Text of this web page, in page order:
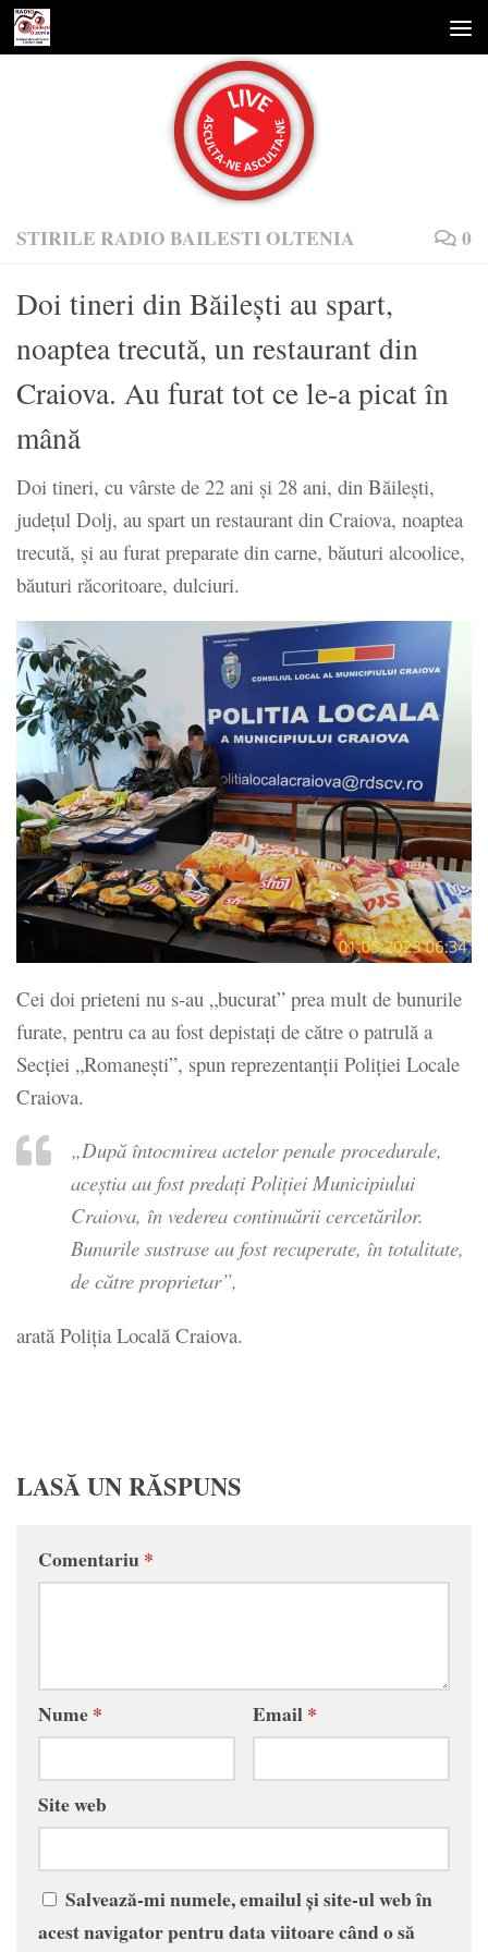
Skip to content
STIRILE RADIO BAILESTI OLTENIA 0
Doi tineri din Băilești au spart,
noaptea trecută, un restaurant din
Craiova. Au furat tot ce le-a picat în
mână
Doi tineri, cu vârste de 22 ani și 28 ani, din Băilești,
județul Dolj, au spart un restaurant din Craiova, noaptea
trecută, și au furat preparate din carne, băuturi alcoolice,
băuturi răcoritoare, dulciuri.
Cei doi prieteni nu s-au „bucurat” prea mult de bunurile
furate, pentru ca au fost depistați de către o patrulă a
Secției „Romanești”, spun reprezentanții Poliției Locale
Craiova.
„După întocmirea actelor penale procedurale,
aceștia au fost predați Poliției Municipiului
Craiova, în vederea continuării cercetărilor.
Bunurile sustrase au fost recuperate, în totalitate,
de către proprietar”,
arată Poliția Locală Craiova.
LASĂ UN RĂSPUNS
Comentariu*
Nume* Email*
Site web
Salvează-mi numele, emailul și site-ul web în
acest navigator pentru data viitoare când o să